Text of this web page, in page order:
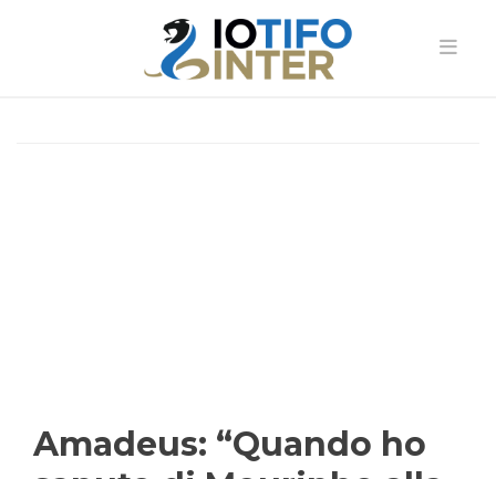
Amadeus: “Quando ho